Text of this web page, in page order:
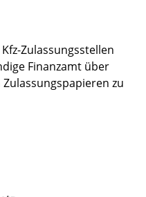
Zulassungsstellen
Finanzamt über
zu